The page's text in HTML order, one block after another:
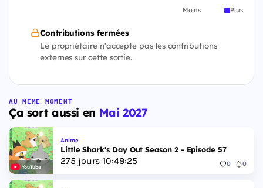
Moins Plus
Contributions fermées
Le propriétaire n'accepte pas les contributions
externes sur cette sortie.
AU MÊME MOMENT
Ça sort aussi en Mai 2027
YouTube
Anime
Little Shark's Day Out Season 2 - Episode 57
275 jours 10:49:24 0 0